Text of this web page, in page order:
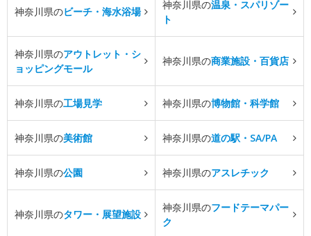
神奈川県のビーチ・海水浴場
神奈川県の温泉・スパリゾー
ト
神奈川県のアウトレット・シ
ョッピングモール
神奈川県の商業施設・百貨店
神奈川県の工場見学 神奈川県の博物館・科学館
神奈川県の美術館 神奈川県の道の駅・SA/PA
神奈川県の公園 神奈川県のアスレチック
神奈川県のタワー・展望施設
神奈川県のフードテーマパー
ク